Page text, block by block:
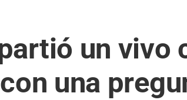
un vivo
una